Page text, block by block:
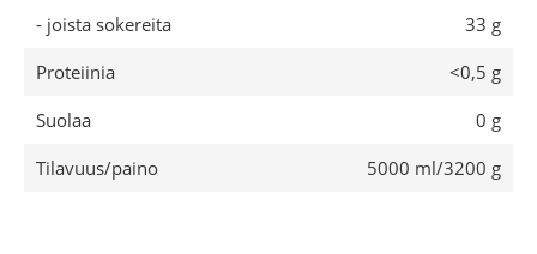
- joista sokereita
33 g
Proteiinia
<0,5 g
Suolaa
0 g
Tilavuus/paino
5000 ml/3200 g